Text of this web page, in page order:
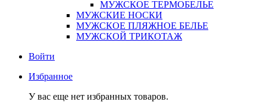
МУЖСКОЕ ТЕРМОБЕЛЬЕ
МУЖСКИЕ НОСКИ
МУЖСКОЕ ПЛЯЖНОЕ БЕЛЬЕ
МУЖСКОЙ ТРИКОТАЖ
Войти
Избранное
У вас еще нет избранных товаров.